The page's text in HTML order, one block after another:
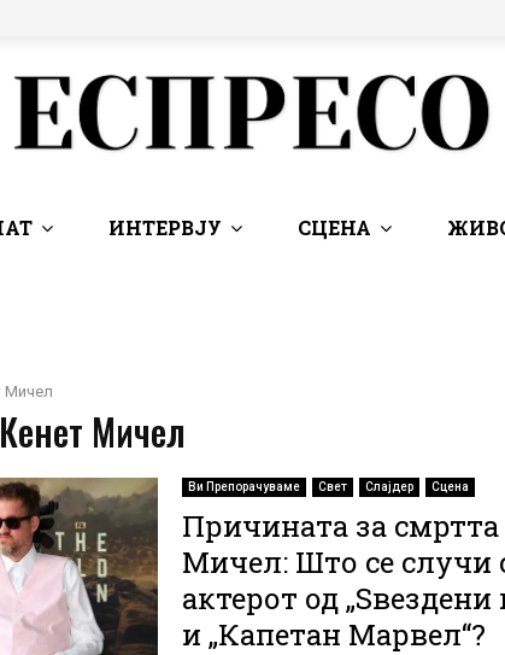
ИНТЕРВЈУ СЦЕНА
Мичел
Мичел
Ви Препорачуваме Свет Слајдер Сцена
Причината за
Мичел: Што се случи
актерот од „Ѕвездени
и „Капетан Марвел“?